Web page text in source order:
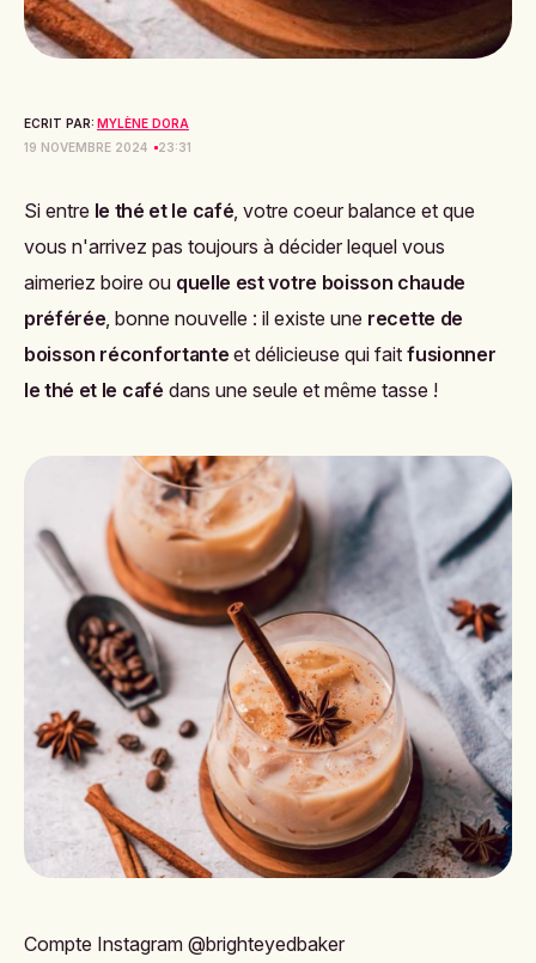
ECRIT PAR: MYLÈNE DORA
19 NOVEMBRE 2024
23:31
Si entre le thé et le café, votre coeur balance et que
vous n'arrivez pas toujours à décider lequel vous
aimeriez boire ou quelle est votre boisson chaude
préférée, bonne nouvelle : il existe une recette de
boisson réconfortante et délicieuse qui faitfusionner
le thé et le café dans une seule et même tasse !
Compte Instagram @brighteyedbaker